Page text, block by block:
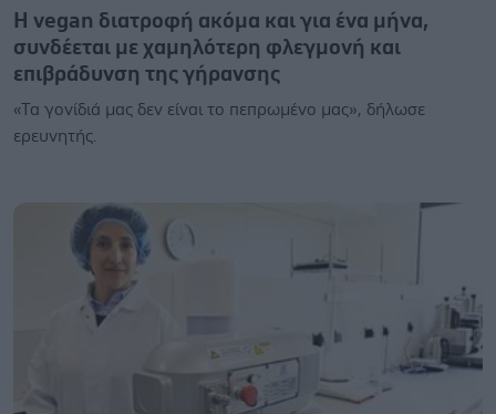
Η vegan διατροφή ακόμα και για ένα μήνα,
συνδέεται με χαμηλότερη φλεγμονή και
επιβράδυνση της γήρανσης
«Τα γονίδιά μας δεν είναι το πεπρωμένο μας», δήλωσε
ερευνητής.